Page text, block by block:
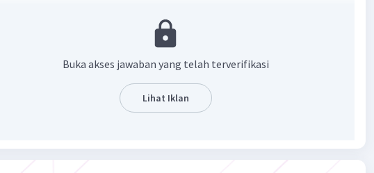
Simpulan adalah rumusan akhir dari sebuah teks yang disusun
berdasarkan pemahaman pembaca terhadap keseluruhan isi teks.
Buka akses jawaban yang telah terverifikasi
Lihat Iklan